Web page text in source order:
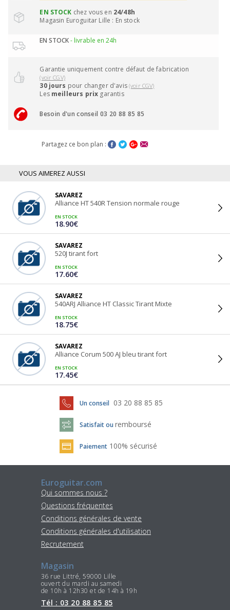
EN STOCK chez vous en 24/48h
Magasin Euroguitar Lille : En stock
EN STOCK- livrable en 24h
Garantie uniquement contre défaut de fabrication
(voir CGV)
30 jours pour changer d'avis(voir CGV)
Les meilleurs prix garantis
Besoin d'un conseil 03 20 88 85 85
Partagez ce bon plan :
VOUS AIMEREZ AUSSI
SAVAREZ
Alliance HT 540R Tension normale rouge
EN STOCK
18.90€
SAVAREZ
520J tirant fort
EN STOCK
17.60€
SAVAREZ
540ARJ Alliance HT Classic Tirant Mixte
EN STOCK
18.75€
SAVAREZ
Alliance Corum 500 AJ bleu tirant fort
EN STOCK
17.45€
Un conseil 03 20 88 85 85
Satisfait ou remboursé
Paiement 100% sécurisé
Euroguitar.com
Qui sommes nous ?
Questions fréquentes
Conditions générales de vente
Conditions générales d'utilisation
Recrutement
Magasin
36 rue Littré, 59000 Lille
ouvert du mardi au samedi
de 10h à 12h30 et de 14h à 19h
Tél : 03 20 88 85 85